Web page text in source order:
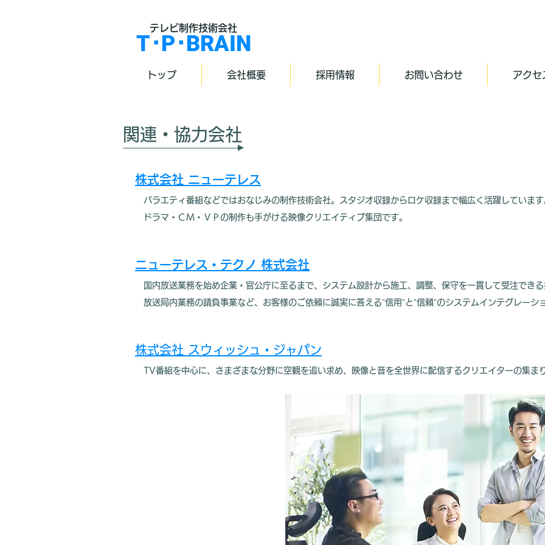
テレビ制作技術会社
T･P･BRAIN
トップ 会社概要 採用情報 お問い合わせ アクセ
関連・協力会社
株式会社 ニューテレス
バラエティ番組などではおなじみの制作技術会社。スタジオ収録からロケ収録まで幅広く活躍しています
ドラマ・ＣＭ・ＶＰの制作も手がける映像クリエイティブ集団です。
ニューテレス・テクノ 株式会社
国内放送業務を始め企業・官公庁に至るまで、システム設計から施工、調整、保守を一貫して受注できる
放送局内業務の請負事業など、お客様のご依頼に誠実に答える”信用”と”信頼”のシステムインテグレーシ
株式会社 スウィッシュ・ジャパン
TV番組を中心に、さまざまな分野に空観を追い求め、映像と音を全世界に配信するクリエイターの集まり